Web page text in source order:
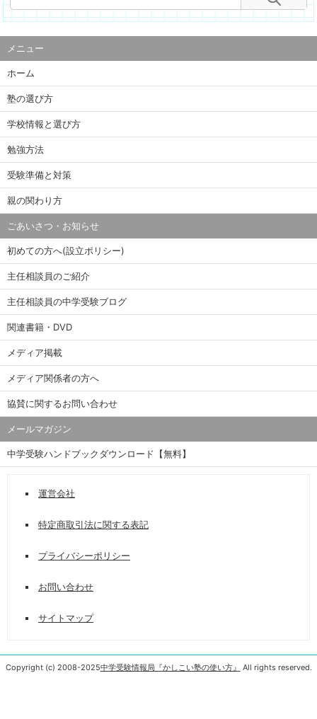
メニュー
ホーム
塾の選び方
学校情報と選び方
勉強方法
受験準備と対策
親の関わり方
ごあいさつ・お知らせ
初めての方へ(設立ポリシー)
主任相談員のご紹介
主任相談員の中学受験ブログ
関連書籍・DVD
メディア掲載
メディア関係者の方へ
協賛に関するお問い合わせ
メールマガジン
中学受験ハンドブックダウンロード【無料】
運営会社
特定商取引法に関する表記
プライバシーポリシー
お問い合わせ
サイトマップ
Copyright (c) 2008-2025中学受験情報局『かしこい塾の使い方』 All rights reserved.